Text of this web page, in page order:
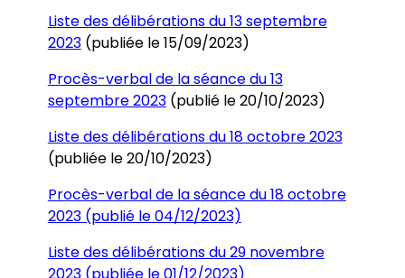
Liste des délibérations du 13 septembre
2023(publiée le 15/09/2023)
Procès-verbal de la séance du 13
septembre 2023(publié le 20/10/2023)
Liste des délibérations du 18 octobre 2023
(publiée le 20/10/2023)
Procès-verbal de la séance du 18 octobre
2023 (publié le 04/12/2023)
Liste des délibérations du 29 novembre